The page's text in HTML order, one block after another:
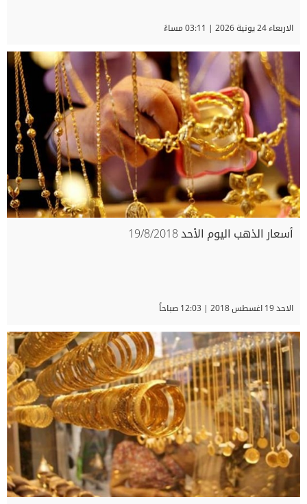
الاربعاء 24 يونية 2026 | 03:11 مساءً
أسعار الذهب اليوم الأحد 19/8/2018
الاحد 19 اغسطس 2018 | 12:03 صباحاً